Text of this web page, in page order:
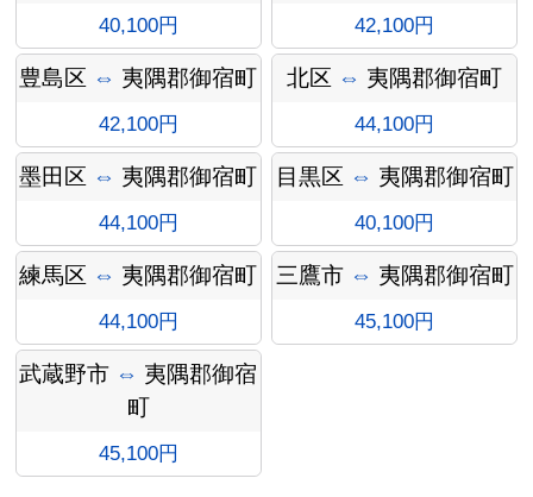
インフ
ォメー
ション
40,100円 42,100円
豊島区 ⇔ 夷隅郡御宿町
42,100円
北区 ⇔ 夷隅郡御宿町
44,100円
墨田区 ⇔ 夷隅郡御宿町
44,100円
目黒区 ⇔ 夷隅郡御宿町
40,100円
練馬区 ⇔ 夷隅郡御宿町
44,100円
三鷹市 ⇔ 夷隅郡御宿町
45,100円
武蔵野市 ⇔ 夷隅郡御宿
町
45,100円